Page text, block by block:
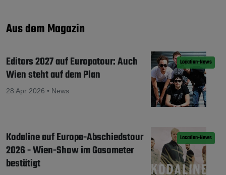
Aus dem Magazin
Location-News
Editors 2027 auf Europatour: Auch
Wien steht auf dem Plan
28 Apr 2026 • News
Location-News
Kodaline auf Europa-Abschiedstour
2026 - Wien-Show im Gasometer
bestätigt